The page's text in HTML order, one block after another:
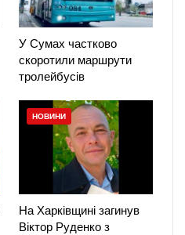
У Сумах частково
скоротили маршрути
тролейбусів
НОВИНИ
На Харківщині загинув
Віктор Руденко з